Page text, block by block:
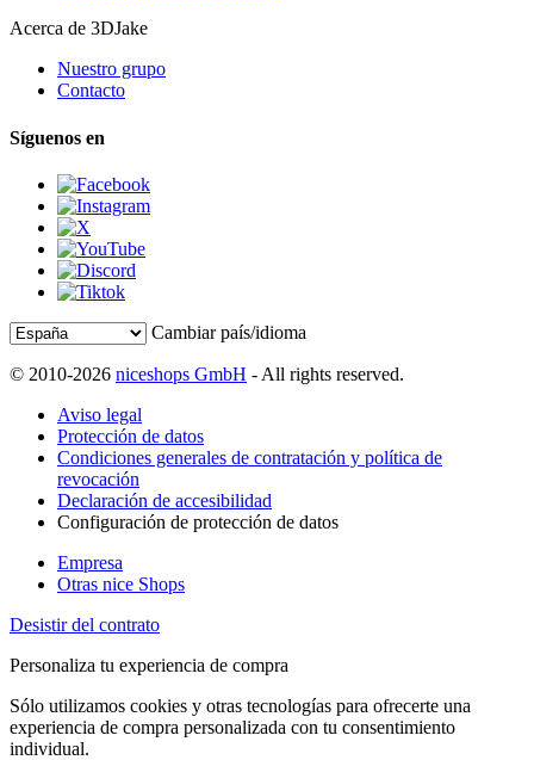
Acerca de 3DJake
Nuestro grupo
Contacto
Síguenos en
Cambiar país/idioma
© 2010-2026 niceshops GmbH - All rights reserved.
Aviso legal
Protección de datos
Condiciones generales de contratación y política de
revocación
Declaración de accesibilidad
Configuración de protección de datos
Empresa
Otras nice Shops
Desistir del contrato
Personaliza tu experiencia de compra
Sólo utilizamos cookies y otras tecnologías para ofrecerte una
experiencia de compra personalizada con tu consentimiento
individual.